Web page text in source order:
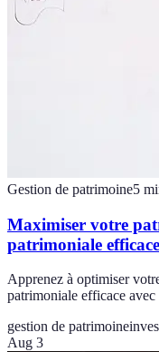
Gestion de patrimoine5
Maximiser votre
patrimoniale efficace
Apprenez à optimiser
patrimoniale efficace avec
gestion de patrimoine
Aug 3